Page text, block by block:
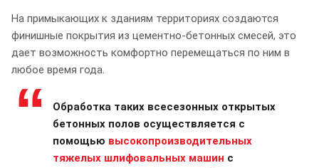
На примыкающих к зданиям территориях создаются
финишные покрытия из цементно-бетонных смесей, это
дает возможность комфортно перемещаться по ним в
любое время года.
Обработка таких всесезонных открытых
бетонных полов осуществляется с
помощью высокопроизводительных
тяжелых шлифовальных машин с